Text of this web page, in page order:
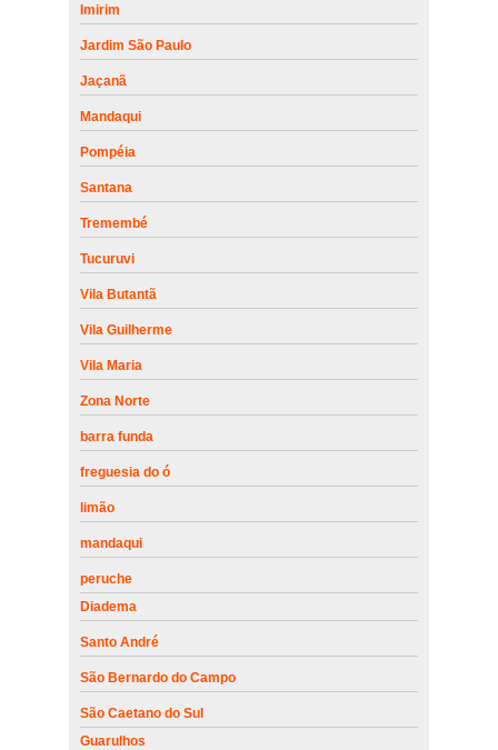
Imirim
Jardim São Paulo
Jaçanã
Mandaqui
Pompéia
Santana
Tremembé
Tucuruvi
Vila Butantã
Vila Guilherme
Vila Maria
Zona Norte
barra funda
freguesia do ó
limão
mandaqui
peruche
Diadema
Santo André
São Bernardo do Campo
São Caetano do Sul
Guarulhos